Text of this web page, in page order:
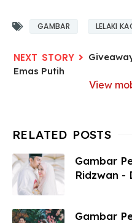
GAMBAR LELAKI
Emas Putih
View
Gambar
Ridzwan -
Gambar